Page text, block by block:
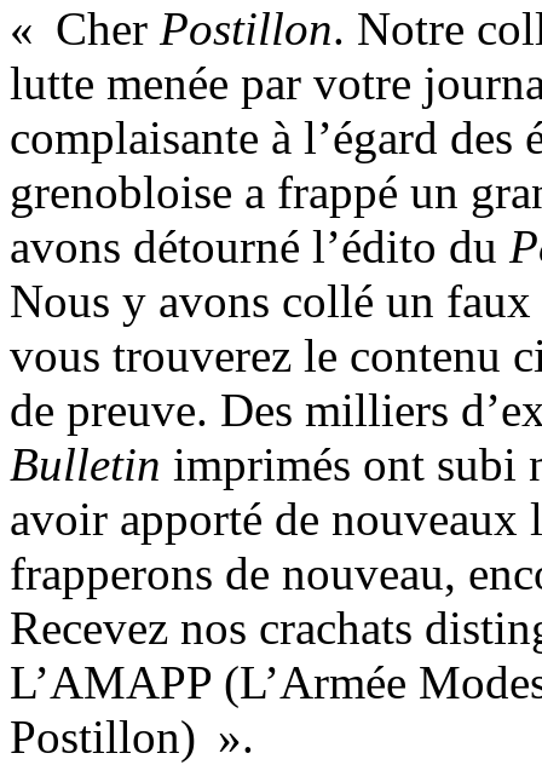
« Cher Postillon. Notre
lutte menée par votre
complaisante à l’égard des
grenobloise a frappé un
avons détourné l’édito du
Nous y avons collé un
vous trouverez le contenu
de preuve. Des milliers
Bulletin imprimés ont subi
avoir apporté de nouveaux
frapperons de nouveau,
Recevez nos crachats
L’AMAPP (L’Armée
Postillon) ».